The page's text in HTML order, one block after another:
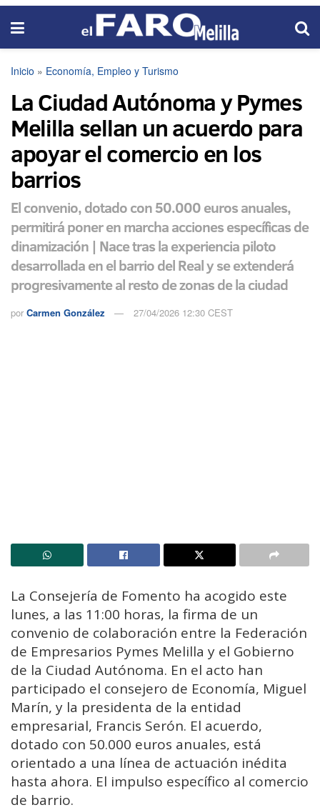
Inicio » Economía, Empleo y Turismo
La Ciudad Autónoma y Pymes
Melilla sellan un acuerdo para
apoyar el comercio en los
barrios
El convenio, dotado con 50.000 euros anuales,
permitirá poner en marcha acciones específicas de
dinamización | Nace tras la experiencia piloto
desarrollada en el barrio del Real y se extenderá
progresivamente al resto de zonas de la ciudad
por Carmen González 27/04/2026 12:30 CEST
La Consejería de Fomento ha acogido este
lunes, a las 11:00 horas, la firma de un
convenio de colaboración entre la Federación
de Empresarios Pymes Melilla y el Gobierno
de la Ciudad Autónoma. En el acto han
participado el consejero de Economía, Miguel
Marín, y la presidenta de la entidad
empresarial, Francis Serón. El acuerdo,
dotado con 50.000 euros anuales, está
orientado a una línea de actuación inédita
hasta ahora. El impulso específico al comercio
de barrio.